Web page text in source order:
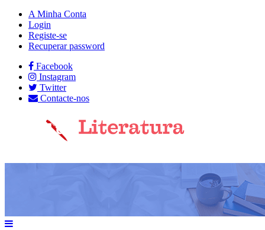
A Minha Conta
Login
Registe-se
Recuperar password
Facebook
Instagram
Twitter
Contacte-nos